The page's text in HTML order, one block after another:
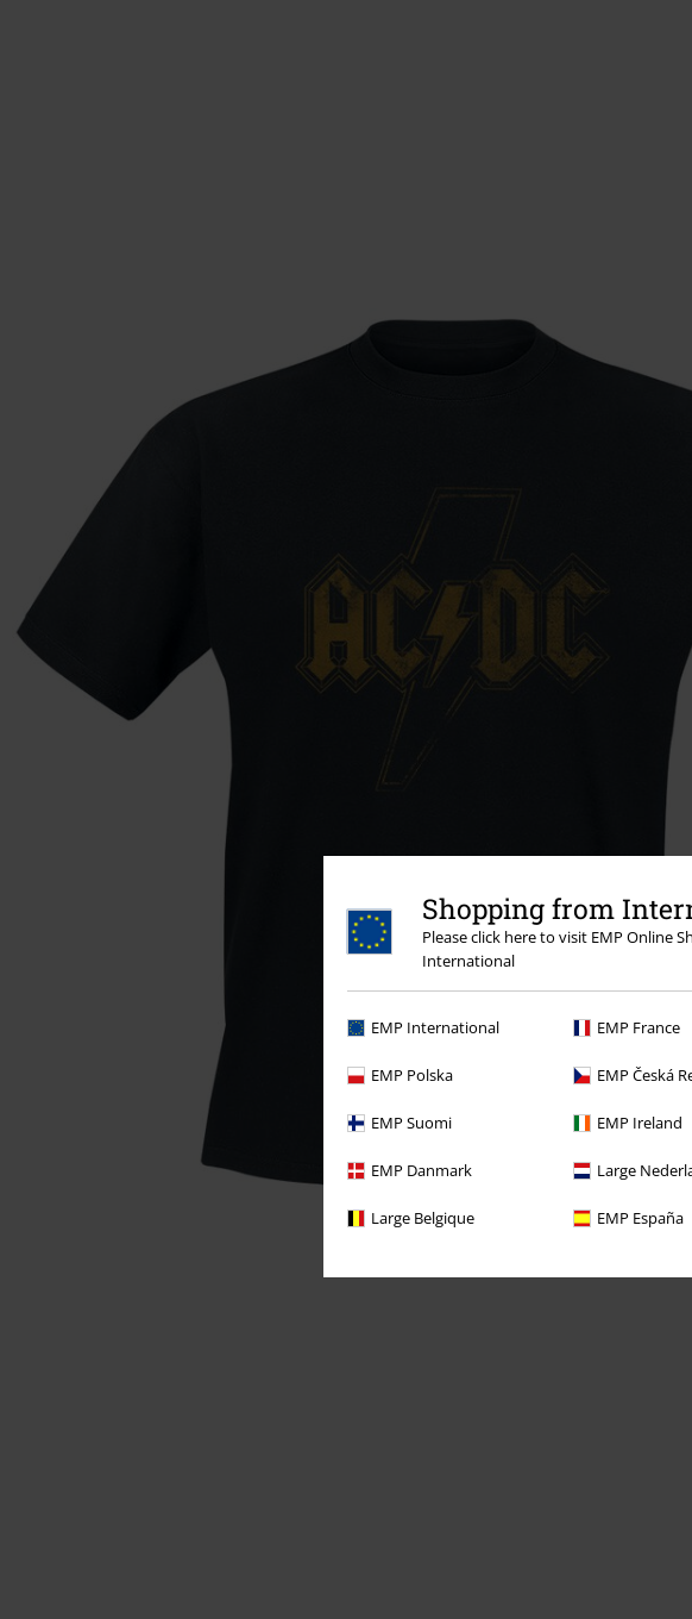
Shopping from
Please click here to visit EMP Online
International
EMP International EMP France
EMP Polska EMP Česká
EMP Suomi EMP Ireland
EMP Danmark Large
Large Belgique EMP España